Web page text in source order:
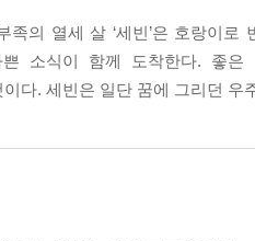
장이 도착하면서 날아가 버린 것
족의 열세 살 ‘세빈’은 호랑이
소식이 함께 도착한다. 좋
이다. 세빈은 일단 꿈에 그리던